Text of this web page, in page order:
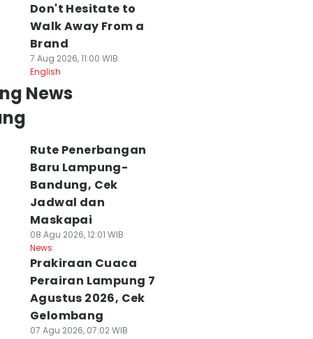
Don't Hesitate to
Walk Away From a
Brand
7 Aug 2026, 11:00 WIB
English
News
Rute Penerbangan
Baru Lampung-
Bandung, Cek
Jadwal dan
Maskapai
08 Agu 2026, 12:01 WIB
News
Prakiraan Cuaca
Perairan Lampung 7
Agustus 2026, Cek
Gelombang
07 Agu 2026, 07:02 WIB